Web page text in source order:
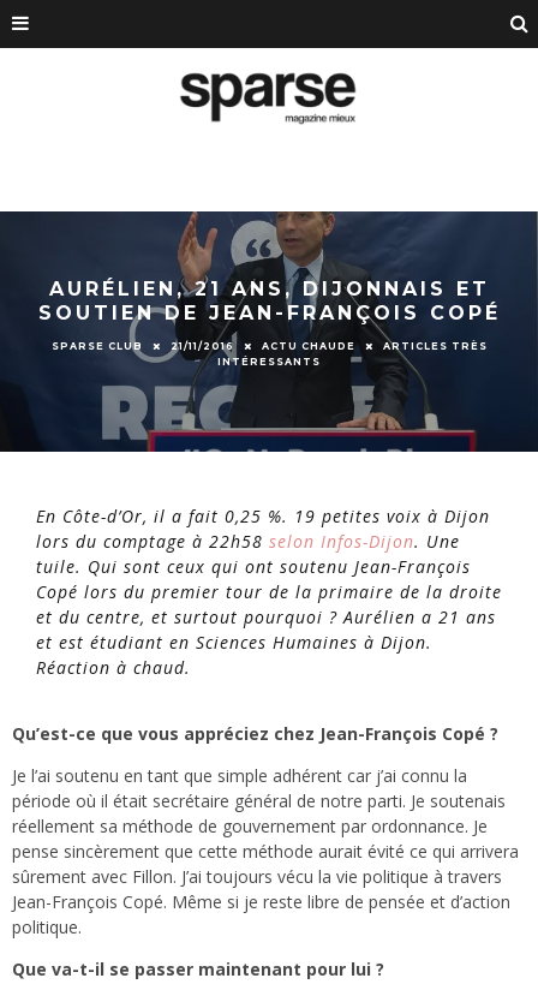
AURÉLIEN, 21 ANS, DIJONNAIS ET
SOUTIEN DE JEAN-FRANÇOIS COPÉ
SPARSE CLUB 21/11/2016 ACTU CHAUDE
ARTICLES TRÈS
INTÉRESSANTS
En Côte-d’Or, il a fait 0,25 %. 19 petites voix à Dijon
lors du comptage à 22h58 selon Infos-Dijon. Une
tuile. Qui sont ceux qui ont soutenu Jean-François
Copé lors du premier tour de la primaire de la droite
et du centre, et surtout pourquoi ? Aurélien a 21 ans
et est étudiant en Sciences Humaines à Dijon.
Réaction à chaud.
Qu’est-ce que vous appréciez chez Jean-François Copé ?
Je l’ai soutenu en tant que simple adhérent car j’ai connu la
période où il était secrétaire général de notre parti. Je soutenais
réellement sa méthode de gouvernement par ordonnance. Je
pense sincèrement que cette méthode aurait évité ce qui arrivera
sûrement avec Fillon. J’ai toujours vécu la vie politique à travers
Jean-François Copé. Même si je reste libre de pensée et d’action
politique.
Que va-t-il se passer maintenant pour lui ?